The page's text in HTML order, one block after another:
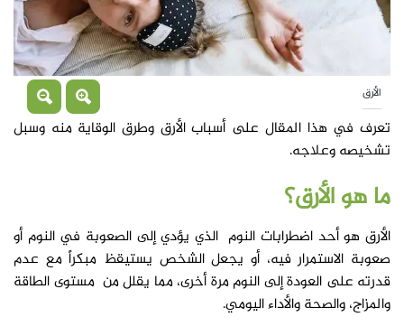
الأرق
تعرف في هذا المقال على أسباب الأرق وطرق الوقاية منه وسبل
تشخيصه وعلاجه.
ما هوالأرق؟
الأرق هو أحد اضطرابات النوم الذي يؤدي إلى الصعوبة في النوم أو
صعوبة الاستمرار فيه، أو يجعل الشخص يستيقظ مبكراً مع عدم
قدرته على العودة إلى النوم مرة أخرى، مما يقلل من مستوى الطاقة
والمزاج، والصحة والأداء اليومي.